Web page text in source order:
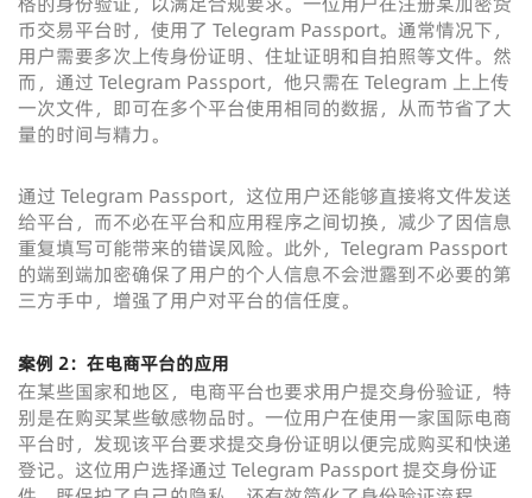
币交易平台时，使用了 Telegram Passport。通常情况下，
用户需要多次上传身份证明、住址证明和自拍照等文件。然
而，通过 Telegram Passport，他只需在 Telegram 上上传
一次文件，即可在多个平台使用相同的数据，从而节省了大
量的时间与精力。
通过 Telegram Passport，这位用户还能够直接将文件发送
给平台，而不必在平台和应用程序之间切换，减少了因信息
重复填写可能带来的错误风险。此外，Telegram Passport
的端到端加密确保了用户的个人信息不会泄露到不必要的第
三方手中，增强了用户对平台的信任度。
案例 2：在电商平台的应用
在某些国家和地区，电商平台也要求用户提交身份验证，特
别是在购买某些敏感物品时。一位用户在使用一家国际电商
平台时，发现该平台要求提交身份证明以便完成购买和快递
登记。这位用户选择通过 Telegram Passport 提交身份证